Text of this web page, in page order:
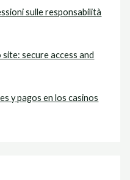
sulle responsabilità
secure access and
y pagos en los casinos